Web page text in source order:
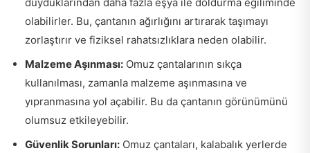
olabilirler. Bu, çantanın ağırlığını artırarak taşımayı
zorlaştırır ve fiziksel rahatsızlıklara neden olabilir.
Malzeme Aşınması: Omuz çantalarının sıkça
kullanılması, zamanla malzeme aşınmasına ve
yıpranmasına yol açabilir. Bu da çantanın görünümünü
olumsuz etkileyebilir.
Güvenlik Sorunları: Omuz çantaları, kalabalık yerlerde